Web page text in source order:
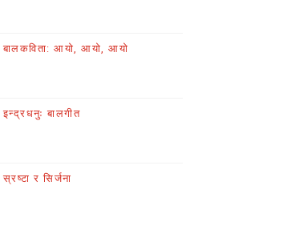
बालकविता: आयो, आयो, आयो
इन्द्रधनुः बालगीत
स्रष्टा र सिर्जना